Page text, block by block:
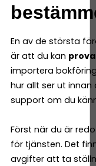
En av de största
är att du kan
importera
hur allt ser ut
support om du
Först när du är
för tjänsten. Det
avgifter att ta